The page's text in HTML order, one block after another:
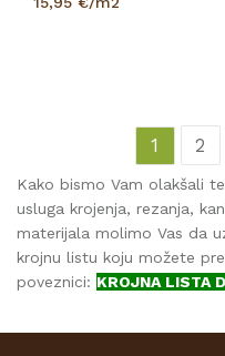
1 2
Kako bismo Vam olakšali
usluga krojenja, rezanja,
materijala molimo Vas da
krojnu listu koju možete
poveznici: KROJNA LISTA